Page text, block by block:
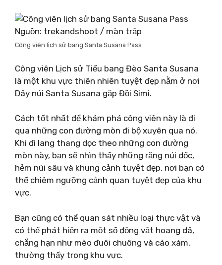
Nguồn: trekandshoot / màn trập
Công viên lịch sử bang Santa Susana Pass
Công viên Lịch sử Tiểu bang Đèo Santa Susana
là một khu vực thiên nhiên tuyệt đẹp nằm ở nơi
Dãy núi Santa Susana gặp Đồi Simi.
Cách tốt nhất để khám phá công viên này là đi
qua những con đường mòn đi bộ xuyên qua nó.
Khi đi lang thang dọc theo những con đường
mòn này, bạn sẽ nhìn thấy những rặng núi dốc,
hẻm núi sâu và khung cảnh tuyệt đẹp, nơi bạn có
thể chiêm ngưỡng cảnh quan tuyệt đẹp của khu
vực.
Bạn cũng có thể quan sát nhiều loại thực vật và
có thể phát hiện ra một số động vật hoang dã,
chẳng hạn như mèo đuôi chuông và cáo xám,
thường thấy trong khu vực.